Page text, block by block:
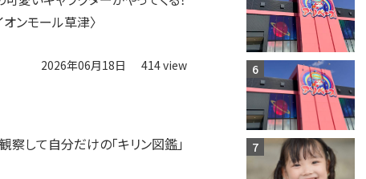
ンモール草津〉
2026年06月18日 414 view
察して自分だけの「キリン図鑑」